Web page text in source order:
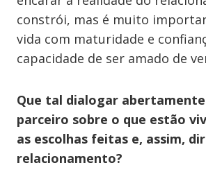
constrói, mas é muito
vida com maturidade e
capacidade de ser amado de
Que tal dialogar
parceiro sobre o que estão
as escolhas feitas e, assim,
relacionamento?